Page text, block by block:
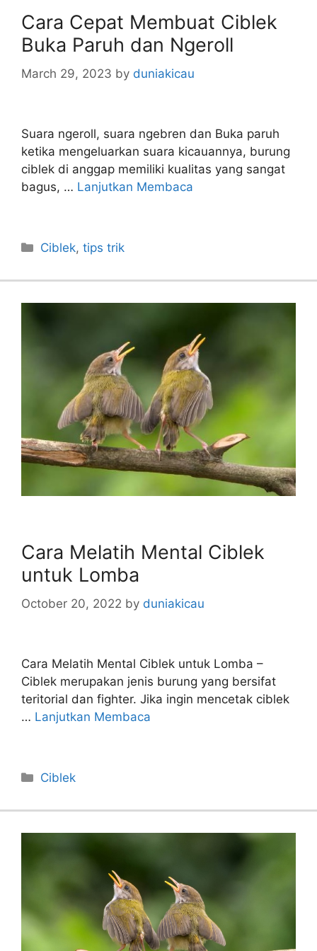
Cara Cepat Membuat Ciblek
Buka Paruh dan Ngeroll
March 29, 2023 by duniakicau
Suara ngeroll, suara ngebren dan Buka paruh
ketika mengeluarkan suara kicauannya, burung
ciblek di anggap memiliki kualitas yang sangat
bagus, … Lanjutkan Membaca
Categories
Ciblek,tips trik
Cara Melatih Mental Ciblek
untuk Lomba
October 20, 2022 by duniakicau
Cara Melatih Mental Ciblek untuk Lomba –
Ciblek merupakan jenis burung yang bersifat
teritorial dan fighter. Jika ingin mencetak ciblek
… Lanjutkan Membaca
Categories
Ciblek